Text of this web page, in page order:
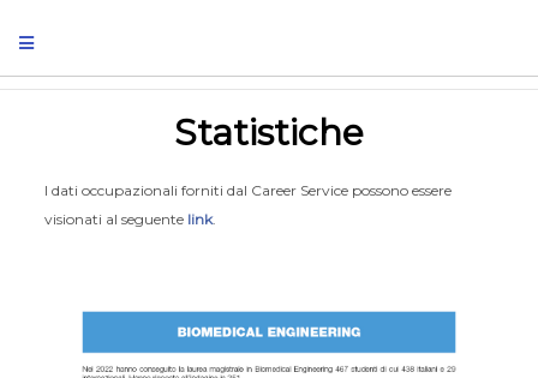
Statistiche
I dati occupazionali forniti dal Career Service possono essere
visionati al seguente link.